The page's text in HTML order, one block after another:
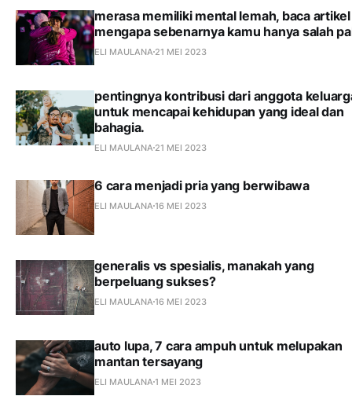
merasa memiliki mental lemah, baca
mengapa sebenarnya kamu hanya salah
ELI MAULANA 21 MEI 2023
pentingnya kontribusi dari anggota
untuk mencapai kehidupan yang ideal dan
bahagia.
ELI MAULANA 21 MEI 2023
6 cara menjadi pria yang berwibawa
ELI MAULANA 16 MEI 2023
generalis vs spesialis, manakah yang
berpeluang sukses?
ELI MAULANA 16 MEI 2023
auto lupa, 7 cara ampuh untuk melupakan
mantan tersayang
ELI MAULANA 1 MEI 2023